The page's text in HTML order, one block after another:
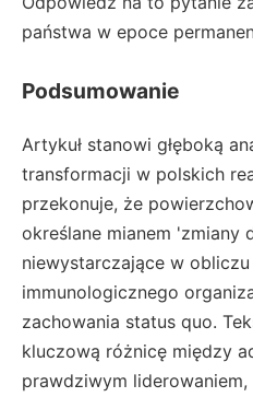
państwa w epoce
Podsumowanie
Artykuł stanowi głęboką
transformacji w polskich
przekonuje, że
określane mianem 'zmiany
niewystarczające w
immunologicznego
zachowania status quo.
kluczową różnicę między
prawdziwym